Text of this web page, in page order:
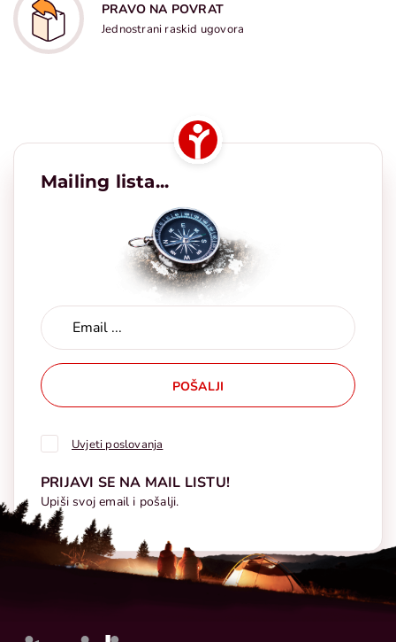
PRAVO NA POVRAT
Jednostrani raskid ugovora
Mailing lista...
POŠALJI
Uvjeti poslovanja
PRIJAVI SE NA MAIL LISTU!
Upiši svoj email i pošalji.